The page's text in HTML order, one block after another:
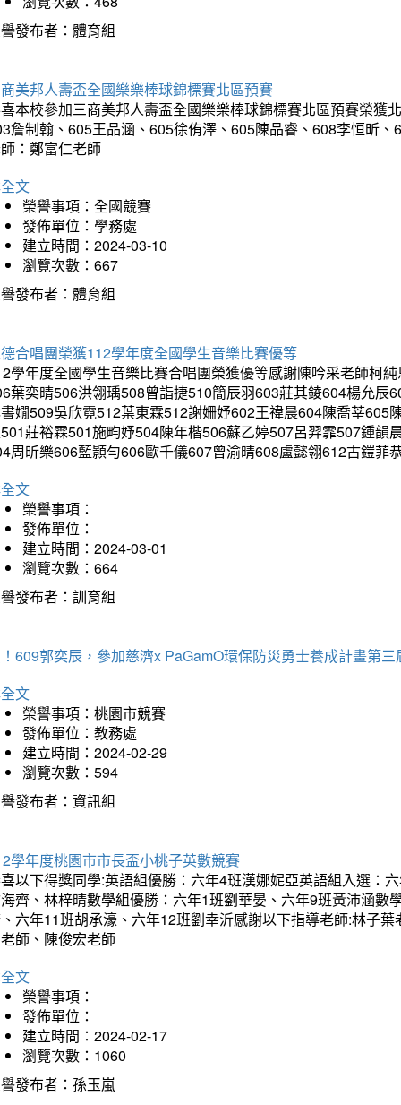
發布者：體育組
美邦人壽盃全國樂樂棒球錦標賽北區預賽
本校參加三商美邦人壽盃全國樂樂棒球錦標賽北區預賽榮
詹制翰、605王品涵、605徐侑澤、605陳品睿、608李恒昕
：鄭富仁老師
文
榮譽事項：全國競賽
發佈單位：學務處
建立時間：2024-03-10
瀏覽次數：667
發布者：體育組
合唱團榮獲112學年度全國學生音樂比賽優等
學年度全國學生音樂比賽合唱團榮獲優等感謝陳吟采老師柯
葉奕晴506洪翎瑀508曾詣捷510簡辰羽603莊其錂604楊允
嫺509吳欣霓512葉東霖512謝姍妤602王禕晨604陳喬莘
莊裕霖501施畇妤504陳年楷506蘇乙婷507呂羿霏507鍾
周昕樂606藍顥勻606歐千儀607曾渝晴608盧懿翎612古鎧菲
文
榮譽事項：
發佈單位：
建立時間：2024-03-01
瀏覽次數：664
發布者：訓育組
609郭奕辰，參加慈濟x PaGamO環保防災勇士養成計畫第
文
榮譽事項：桃園市競賽
發佈單位：教務處
建立時間：2024-02-29
瀏覽次數：594
發布者：資訊組
學年度桃園市市長盃小桃子英數競賽
以下得獎同學:英語組優勝：六年4班漢娜妮亞英語組入選：
齊、林梓晴數學組優勝：六年1班劉華晏、六年9班黃沛涵
六年11班胡承濠、六年12班劉幸沂感謝以下指導老師:林子
師、陳俊宏老師
文
榮譽事項：
發佈單位：
建立時間：2024-02-17
瀏覽次數：1060
發布者：孫玉嵐